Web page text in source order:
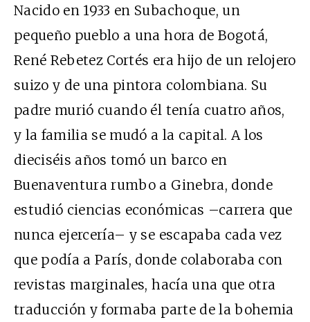
Nacido en 1933 en Subachoque, un
pequeño pueblo a una hora de Bogotá,
René Rebetez Cortés era hijo de un relojero
suizo y de una pintora colombiana. Su
padre murió cuando él tenía cuatro años,
y la familia se mudó a la capital. A los
dieciséis años tomó un barco en
Buenaventura rumbo a Ginebra, donde
estudió ciencias económicas –carrera que
nunca ejercería– y se escapaba cada vez
que podía a París, donde colaboraba con
revistas marginales, hacía una que otra
traducción y formaba parte de la bohemia